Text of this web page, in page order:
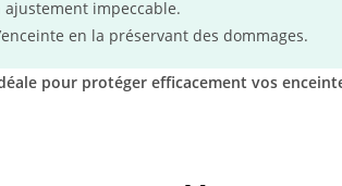
impeccable.
en la préservant des dommages.
pour protéger efficacement vos